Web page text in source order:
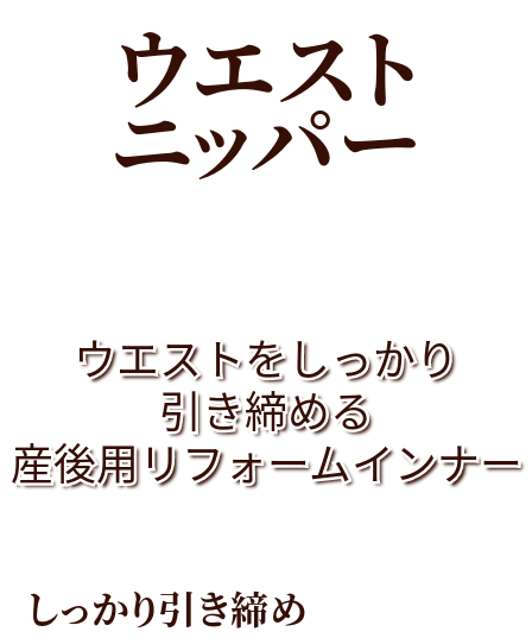
ウエスト
ニッパー
ウエストをしっかり
引き締める
産後用リフォームインナー
ウエストをしっかり
引き締める
産後用リフォームインナー
ウエストをしっかり
引き締める
産後用リフォームインナー
しっかり引き締め